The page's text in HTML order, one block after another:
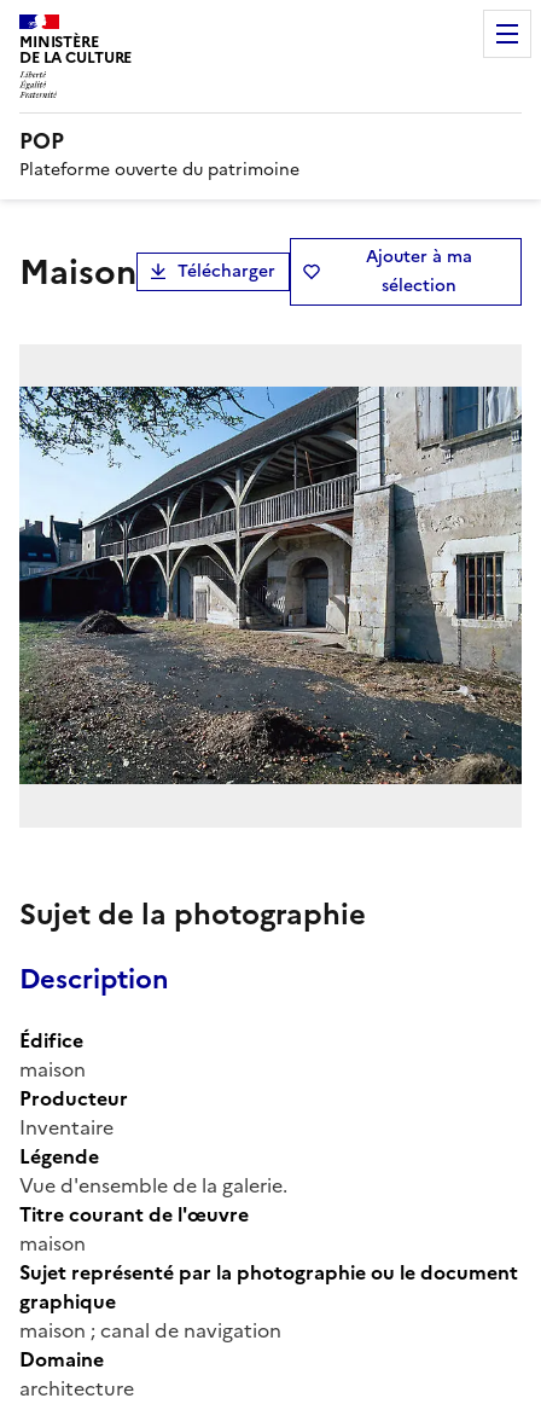
MINISTÈRE
DE LA CULTURE
POP
Plateforme ouverte du patrimoine
maison Télécharger
Ajouter à ma
sélection
Sujet de la photographie
Description
Édifice
maison
Producteur
Inventaire
Légende
Vue d'ensemble de la galerie.
Titre courant de l'œuvre
maison
Sujet représenté par la photographie ou le document
graphique
maison ; canal de navigation
Domaine
architecture